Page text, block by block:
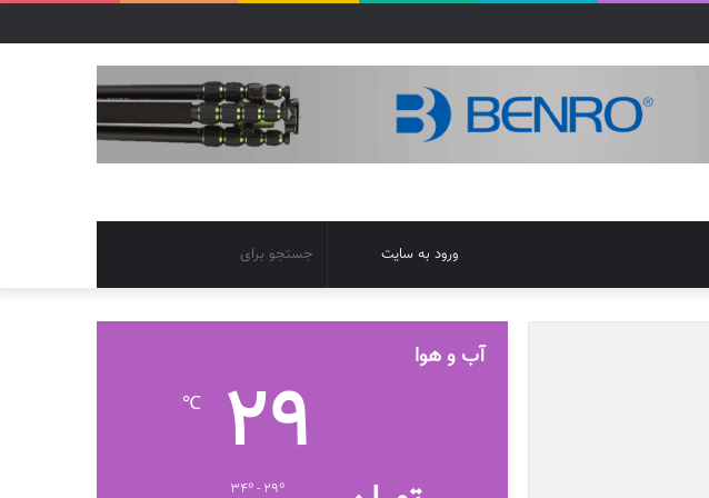
برای
تغییر
پوسته
ورود به سایت
آب و هوا
29
℃